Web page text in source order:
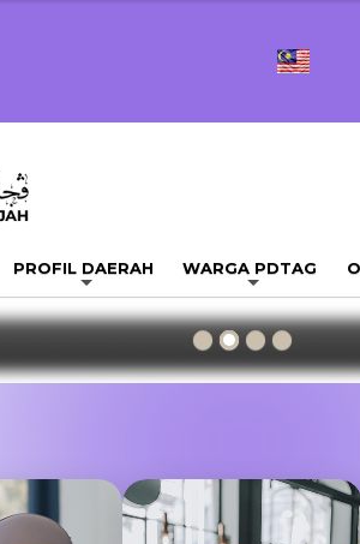
PROFIL DAERAH WARGA PDTAG